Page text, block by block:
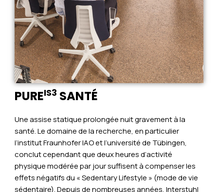
PUREIS3 SANTÉ
Une assise statique prolongée nuit gravement à la
santé. Le domaine de la recherche, en particulier
l’institut Fraunhofer IAO et l’université de Tübingen,
conclut cependant que deux heures d’activité
physique modérée par jour suffisent à compenser les
effets négatifs du « Sedentary Lifestyle » (mode de vie
sédentaire). Depuis de nombreuses années, Interstuhl